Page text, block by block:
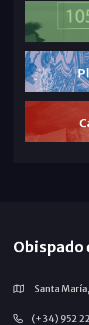
Obispado
Santa
(+34) 952